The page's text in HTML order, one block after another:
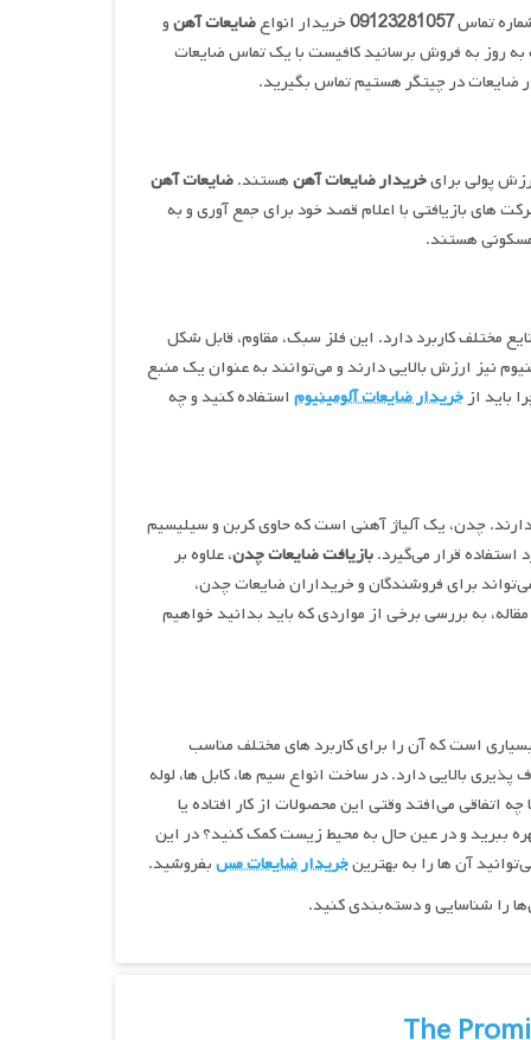
تماس09123281057خریدار انواعضایعات آهنو
به روز به فروش برسانید کافیست با یک تماس ضایعات
ضایعات در چیتگر هستیم تماس بگیرید.
پولی برایخریدار ضایعات آهنهستند.ضایعات آهن
های بازیافتی با اعلام قصد خود برای جمع آوری و به
هستند.
مختلف کاربرد دارد. این فلز سبک، مقاوم، قابل شکل
نیز ارزش بالایی دارند و می‌توانند به عنوان یک منبع
باید ازخریدار ضایعات آلومینیوم استفاده کنید و چه
دارند. چدن، یک آلیاژ آهنی است که حاوی کربن و سیلیسیم
قرار می‌گیرد.بازیافت ضایعات چدن، علاوه بر
برای فروشندگان و خریداران ضایعات چدن،
به بررسی برخی از مواردی که باید بدانید خواهیم
است که آن را برای کاربرد های مختلف مناسب
بالایی دارد. در ساخت انواع سیم ‌ها، کابل ‌ها، لوله
اتفاقی می‌افتد وقتی این محصولات از کار افتاده یا
ببرید و در عین حال به محیط زیست کمک کنید؟ در این
آن‌ ها را به بهترینخریدار ضایعات مسبفروشید.
را شناسایی و دسته‌بندی کنید.